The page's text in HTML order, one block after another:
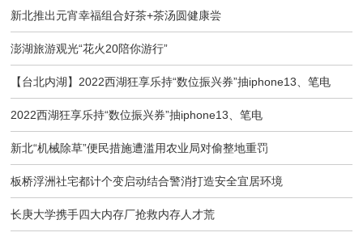
新北推出元宵幸福组合好茶+茶汤圆健康尝
澎湖旅游观光“花火20陪你游行”
【台北内湖】2022西湖狂享乐持“数位振兴券”抽iphone13、笔电
2022西湖狂享乐持“数位振兴券”抽iphone13、笔电
新北“机械除草”便民措施遭滥用农业局对偷整地重罚
板桥浮洲社宅都计个变启动结合警消打造安全宜居环境
长庚大学携手四大内存厂抢救内存人才荒